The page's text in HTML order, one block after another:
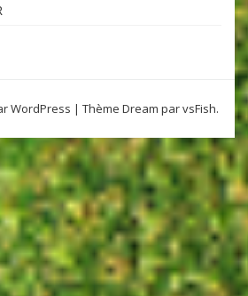
WordPress | Thème Dream parvsFish.